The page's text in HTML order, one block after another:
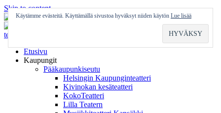
Skip to content
Etusivu
Kaupungit
Pääkaupunkiseutu
Helsingin Kaupunginteatteri
Kivinokan kesäteatteri
KokoTeatteri
Lilla Teatern
Käytämme evästeitä. Käyttämällä sivustoa hyväksyt niiden käytön Lue lisää